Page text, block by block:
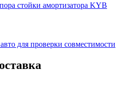
стойки амортизатора KYB
для проверки совместимости